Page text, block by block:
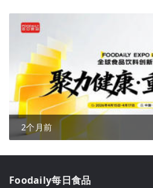
2个月前
Foodaily每日食品